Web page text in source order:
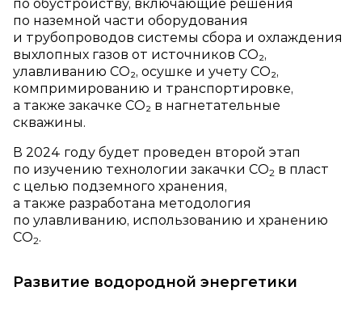
по обустройству, включающие решения
по наземной части оборудования
и трубопроводов системы сбора и охлаждения
выхлопных газов от источников СО₂,
улавливанию СО₂, осушке и учету СО₂,
компримированию и транспортировке,
а также закачке СО₂ в нагнетательные
скважины.
В 2024 году будет проведен второй этап
по изучению технологии закачки CO2 в пласт
с целью подземного хранения,
а также разработана методология
по улавливанию, использованию и хранению
CO2.
Развитие водородной энергетики